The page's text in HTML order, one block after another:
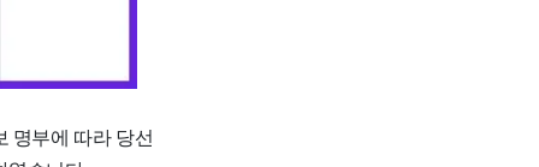
명부에 따라 당선